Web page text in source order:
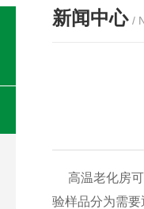
新闻中心 /
高温老化房可
验样品分为需